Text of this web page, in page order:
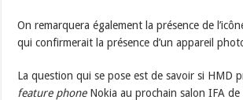
On remarquera également la présence de
qui confirmerait la présence d’un appareil
La question qui se pose est de savoir si HMD
feature phoneNokia au prochain salon IFA de